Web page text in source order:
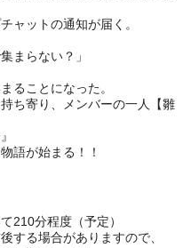
ャットの通知が届く。
まらない？」
ることになった。
ち寄り、メンバーの一人【雛
語が始まる！！
210分程度（予定）
する場合がありますので、